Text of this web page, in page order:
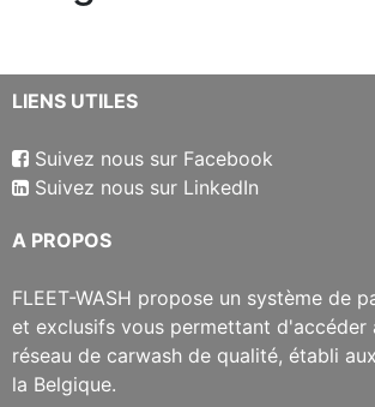
​LIENS UTILES
Suivez nous sur Facebook
Suivez nous sur LinkedIn
​A PROPOS
​FLEET-WASH propose un système de
et exclusifs vous permettant d'accéder
réseau de carwash de qualité, établi
la Belgique.